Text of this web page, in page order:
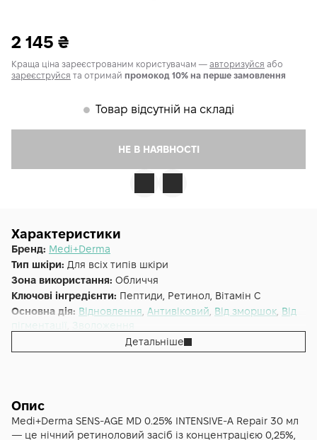
2 145 ₴
Краща ціна зареєстрованим користувачам — авторизуйся або
зареєструйся та отримай промокод 10% на перше замовлення
𒊹 Товар відсутній на складі
НЕ В НАЯВНОСТІ
Характеристики
Бренд: Medi+Derma
Тип шкіри: Для всіх типів шкіри
Зона використання: Обличчя
Ключові інгредієнти: Пептиди, Ретинол, Вітамін C
Основна дія: Відновлення Антивіковий Від зморшок Від
пігментації
Зволоження
Детальніше
Опис
Medi+Derma SENS-AGE MD 0.25% INTENSIVE-A Repair 30 мл
— це нічний ретиноловий засіб із концентрацією 0,25%,